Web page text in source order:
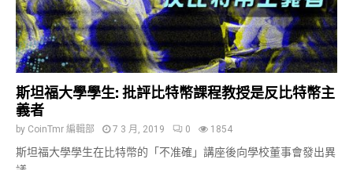
斯坦福大學學生: 批評比特幣課程教授是反比特幣主
義者
by CoinTmr 編輯部 7 3 月, 2019 0 1854
斯坦福大學學生在比特幣的「不准確」講座後向學校董事會發出異